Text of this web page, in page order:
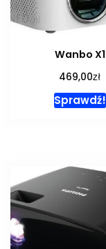
Wanbo X1
469,00zł
Sprawdź!